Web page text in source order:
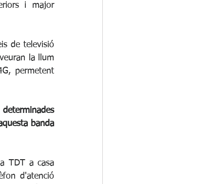
i major
de televisió
la llum
permetent
banda
TDT a casa
d'atenció